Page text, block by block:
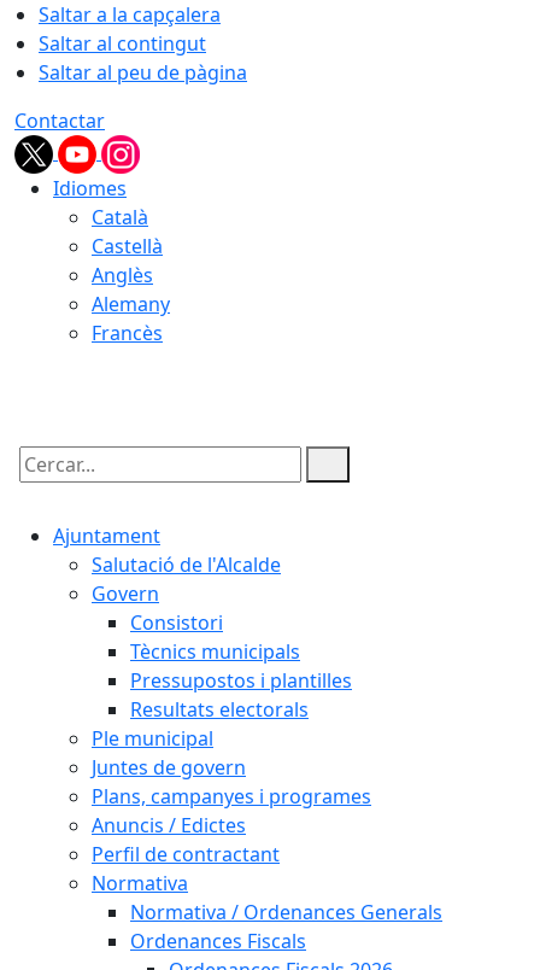
Saltar a la capçalera
Saltar al contingut
Saltar al peu de pàgina
Contactar
Idiomes
Català
Castellà
Anglès
Alemany
Francès
Cercar:
Ajuntament
Salutació de l'Alcalde
Govern
Consistori
Tècnics municipals
Pressupostos i plantilles
Resultats electorals
Ple municipal
Juntes de govern
Plans, campanyes i programes
Anuncis / Edictes
Perfil de contractant
Normativa
Normativa / Ordenances Generals
Ordenances Fiscals